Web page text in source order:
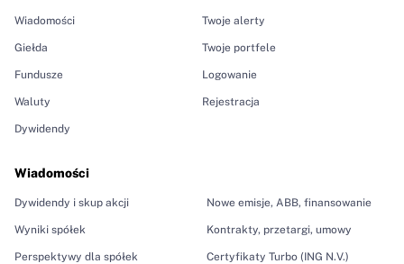
Wiadomości
Giełda
Fundusze
Waluty
Dywidendy
Wiadomości
Dywidendy i skup akcji
Wyniki spółek
Perspektywy dla spółek
Nowe emisje, ABB, finansowanie
Kontrakty, przetargi, umowy
Certyfikaty Turbo (ING N.V.)
Twoje alerty
Twoje portfele
Logowanie
Rejestracja